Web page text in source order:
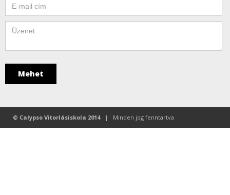
© Calypso Vitorlásiskola 2014 | Minden jog fenntartva